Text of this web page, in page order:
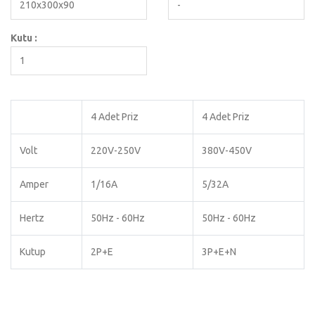
210x300x90 -
Kutu :
1
4 Adet Priz 4 Adet Priz
Volt 220V-250V 380V-450V
Amper 1/16A 5/32A
Hertz 50Hz - 60Hz 50Hz - 60Hz
Kutup 2P+E 3P+E+N